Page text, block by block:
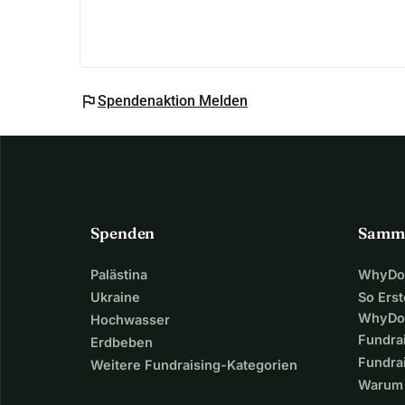
flagSpendenaktion Melden
Spenden
Palästina
Ukraine
Hochwasser
Erdbeben
Weitere Fundraising-Kategorien
So